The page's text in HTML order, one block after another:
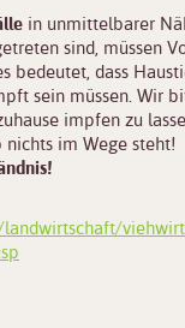
in unmittelbarer
sind, müssen
bedeutet, dass
sein müssen. Wir
impfen zu
im Wege steht!